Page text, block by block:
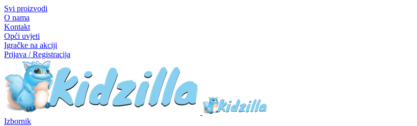
Svi proizvodi
O nama
Kontakt
Opći uvjeti
Igračke na akciji
Prijava / Registracija
Izbornik